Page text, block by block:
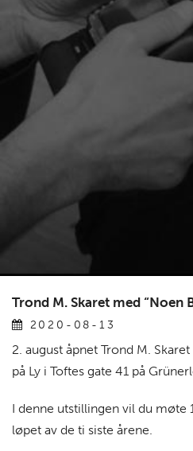
Trond M. Skaret med “Noen
2020-08-13
2. august åpnet Trond M.
på Ly i Toftes gate 41 på
I denne utstillingen vil du møte
løpet av de ti siste årene.